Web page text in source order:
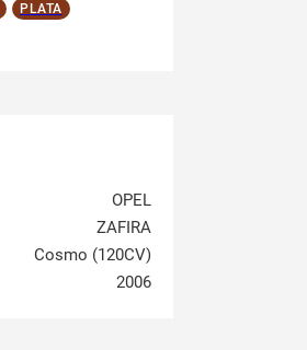
PLATA
OPEL
ZAFIRA
Cosmo (120CV)
2006